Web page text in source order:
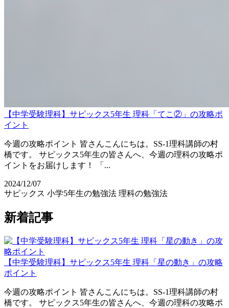
【中学受験理科】サピックス5年生 理科「てこ②」の攻略ポ
イント
今週の攻略ポイント 皆さんこんにちは。SS-1理科講師の村
橋です。 サピックス5年生の皆さんへ、今週の理科の攻略ポ
イントをお届けします！ 「...
2024/12/07
サピックス 小学5年生の勉強法 理科の勉強法
新着記事
【中学受験理科】サピックス5年生 理科「星の動き」の攻略
ポイント
今週の攻略ポイント 皆さんこんにちは。SS-1理科講師の村
橋です。 サピックス5年生の皆さんへ、今週の理科の攻略ポ